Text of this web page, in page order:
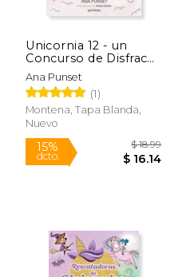
Unicornia 12 - un
Concurso de Disfraces
de ana
Punset(Montena)
Ana Punset
(1)
Montena, Tapa Blanda,
Nuevo